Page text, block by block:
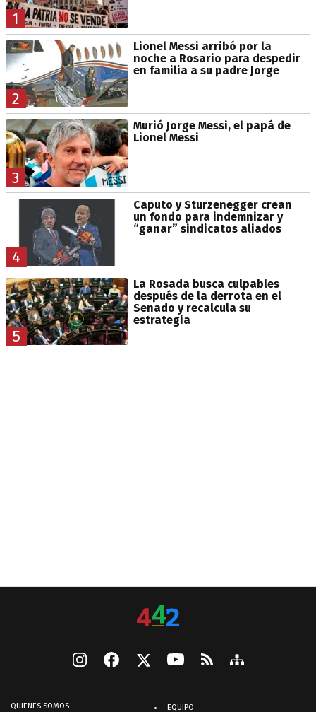
1
2
Lionel Messi arribó por la
noche a Rosario para despedir
en familia a su padre Jorge
3
Murió Jorge Messi, el papá de
Lionel Messi
4
Caputo y Sturzenegger crean
un fondo para indemnizar y
“ganar” sindicatos aliados
5
La Rosada busca culpables
después de la derrota en el
Senado y recalcula su
estrategia
QUIENES SOMOS EQUIPO